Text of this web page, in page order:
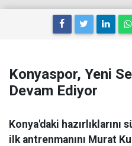
Konyaspor, Yeni
Devam Ediyor
Konya'daki
ilk antrenmanını Murat